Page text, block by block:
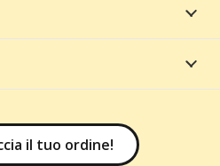
il tuo ordine!